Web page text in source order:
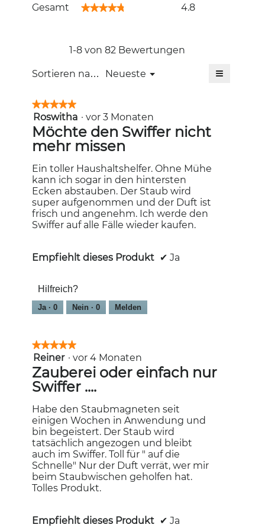
Gesamt ★★★★★
★★★★★ 4.8
1-8 von 82 Bewertungen
Sortieren nach: Neueste ▼
Menü ≡
★★★★★
★★★★★
5
von
5
Sternen.
Roswitha · vor 3 Monaten
Möchte den Swiffer nicht
mehr missen
Ein toller Haushaltshelfer. Ohne Mühe
kann ich sogar in den hintersten
Ecken abstauben. Der Staub wird
super aufgenommen und der Duft ist
frisch und angenehm. Ich werde den
Swiffer auf alle Fälle wieder kaufen.
Empfiehlt dieses Produkt ✔ Ja
Hilfreich?
Ja · 0 Nein · 0 Melden
★★★★★
★★★★★
5
von
5
Sternen.
Reiner · vor 4 Monaten
Zauberei oder einfach nur
Swiffer ....
Habe den Staubmagneten seit
einigen Wochen in Anwendung und
bin begeistert. Der Staub wird
tatsächlich angezogen und bleibt
auch im Swiffer. Toll für " auf die
Schnelle" Nur der Duft verrät, wer mir
beim Staubwischen geholfen hat.
Tolles Produkt.
Empfiehlt dieses Produkt ✔ Ja